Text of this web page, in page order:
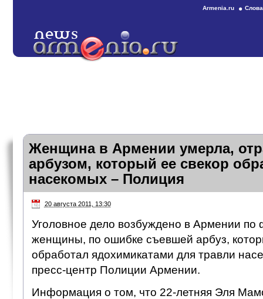
Armenia.ru
Женщина в Армении умерла,
арбузом, который ее свекор
насекомых – Полиция
20 августа 2011, 13:30
Уголовное дело возбуждено в Армении по
женщины, по ошибке съевшей арбуз,
обработал ядохимикатами для травли
пресс-центр Полиции Армении.
Информация о том, что 22-летняя Эля